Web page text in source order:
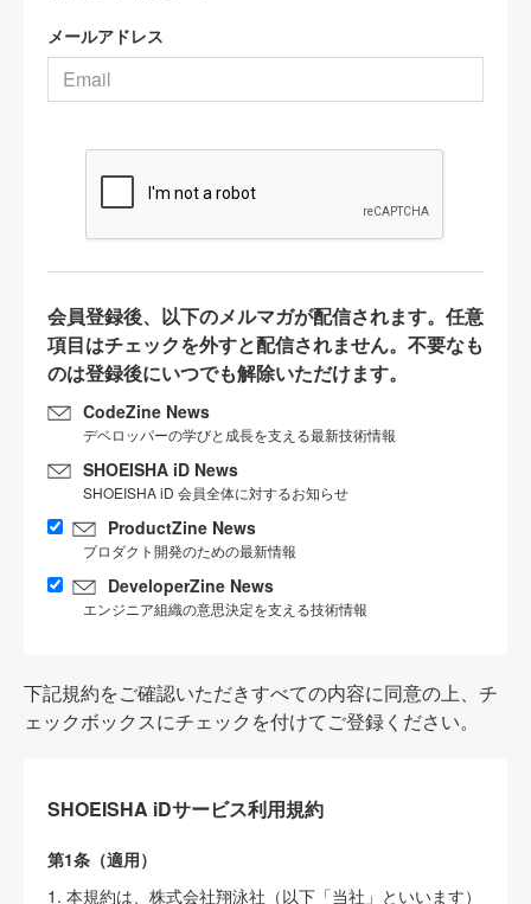
メールアドレス
会員登録後、以下のメルマガが配信されます。任意
項目はチェックを外すと配信されません。不要なも
のは登録後にいつでも解除いただけます。
CodeZine News
デベロッパーの学びと成長を支える最新技術情報
SHOEISHA iD News
SHOEISHA iD 会員全体に対するお知らせ
ProductZine News
プロダクト開発のための最新情報
DeveloperZine News
エンジニア組織の意思決定を支える技術情報
下記規約をご確認いただきすべての内容に同意の上、チ
ェックボックスにチェックを付けてご登録ください。
SHOEISHA iDサービス利用規約
第1条（適用）
1. 本規約は、株式会社翔泳社（以下「当社」といいます）